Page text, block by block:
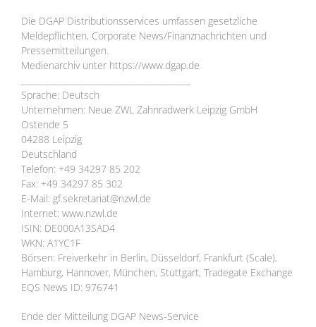
Die DGAP Distributionsservices umfassen gesetzliche
Meldepflichten, Corporate News/Finanznachrichten und
Pressemitteilungen.
Medienarchiv unter https://www.dgap.de
Sprache: Deutsch
Unternehmen: Neue ZWL Zahnradwerk Leipzig GmbH
Ostende 5
04288 Leipzig
Deutschland
Telefon: +49 34297 85 202
Fax: +49 34297 85 302
E-Mail: gf.sekretariat@nzwl.de
Internet: www.nzwl.de
ISIN: DE000A13SAD4
WKN: A1YC1F
Börsen: Freiverkehr in Berlin, Düsseldorf, Frankfurt (Scale),
Hamburg, Hannover, München, Stuttgart, Tradegate Exchange
EQS News ID: 976741
Ende der Mitteilung DGAP News-Service